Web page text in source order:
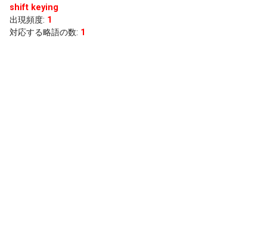
shift keying
出現頻度: 1
対応する略語の数: 1